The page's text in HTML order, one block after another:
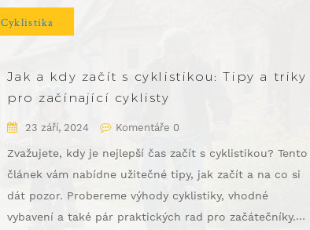
Cyklistika
Jak a kdy začít s cyklistikou: Tipy a triky
pro začínající cyklisty
23 září, 2024 Komentáře 0
Zvažujete, kdy je nejlepší čas začít s cyklistikou? Tento
článek vám nabídne užitečné tipy, jak začít a na co si
dát pozor. Probereme výhody cyklistiky, vhodné
vybavení a také pár praktických rad pro začátečníky.